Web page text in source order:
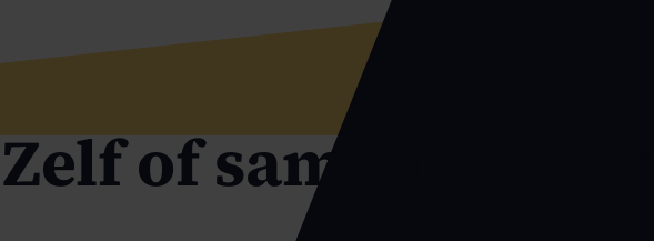
Zelf of samen? Jij